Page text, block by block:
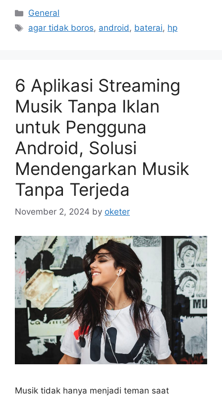
Categories
General
Tags
agar tidak boros, android, baterai, hp
6 Aplikasi Streaming
Musik Tanpa Iklan
untuk Pengguna
Android, Solusi
Mendengarkan Musik
Tanpa Terjeda
November 2, 2024 by oketer
Musik tidak hanya menjadi teman saat